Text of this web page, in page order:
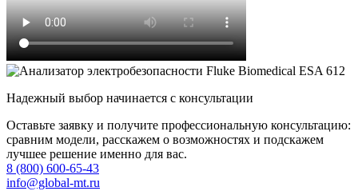
Надежный выбор начинается с консультации
Оставьте заявку и получите профессиональную консультацию:
сравним модели, расскажем о возможностях и подскажем
лучшее решение именно для вас.
8 (800) 600-65-43
info@global-mt.ru